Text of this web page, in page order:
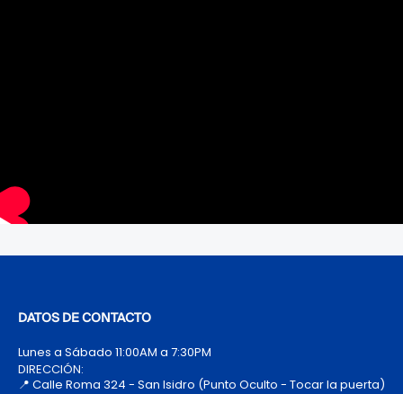
DATOS DE CONTACTO
Lunes a Sábado 11:00AM a 7:30PM
DIRECCIÓN:
📍 Calle Roma 324 - San Isidro (Punto Oculto - Tocar la puerta)